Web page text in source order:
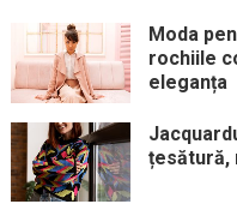
Moda
rochiile
eleganța
țesătură,